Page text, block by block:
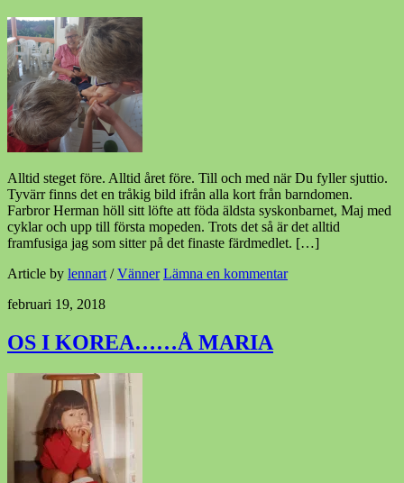
Alltid steget före. Alltid året före. Till och med när Du fyller sjuttio.
Tyvärr finns det en tråkig bild ifrån alla kort från barndomen.
Farbror Herman höll sitt löfte att föda äldsta syskonbarnet, Maj med
cyklar och upp till första mopeden. Trots det så är det alltid
framfusiga jag som sitter på det finaste färdmedlet. […]
Article by lennart /Vänner Lämna en kommentar
februari 19, 2018
OS I KOREA……Å MARIA